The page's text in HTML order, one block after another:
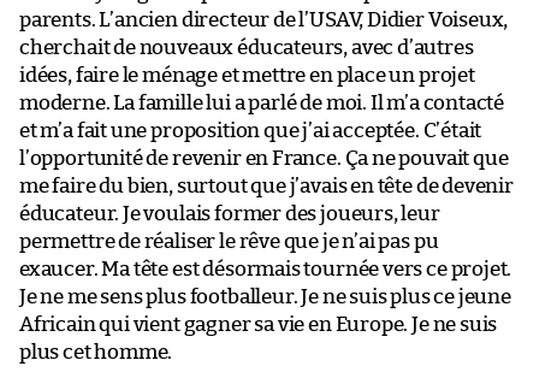
parents. L’ancien directeur de l’USAV, Didier Voiseux,
cherchait de nouveaux éducateurs, avec d’autres
idées, faire le ménage et mettre en place un projet
moderne. La famille lui a parlé de moi. Il m’a contacté
et m’a fait une proposition que j’ai acceptée. C’était
l’opportunité de revenir en France. Ça ne pouvait que
me faire du bien, surtout que j’avais en tête de devenir
éducateur. Je voulais former des joueurs, leur
permettre de réaliser le rêve que je n’ai pas pu
exaucer. Ma tête est désormais tournée vers ce projet.
Je ne me sens plus footballeur. Je ne suis plus ce jeune
Africain qui vient gagner sa vie en Europe. Je ne suis
plus cet homme.